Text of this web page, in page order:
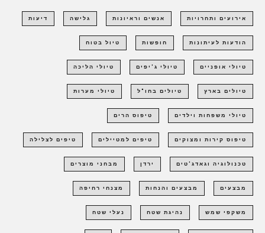
אירועים ותחרויות אנשים וראיונות גלישה דיעות
הודעות לעיתונות חופשות טיול בטוח
טיולי אופניים טיולי ג'יפים טיולי הליכה
טיולים בארץ טיולים בחו"ל טיולי מערות
טיולי משפחות וילדים טיפוס הרים
טיפוס קירות ומצוקים טיפים למטיילים טיפים לצלילה
טכנולוגיה וגאדג'טים ירדן מבחני מוצרים
מבצעים מבצעים והנחות מצנחי רחיפה
משקפי שמש נהיגת שטח נעלי שטח